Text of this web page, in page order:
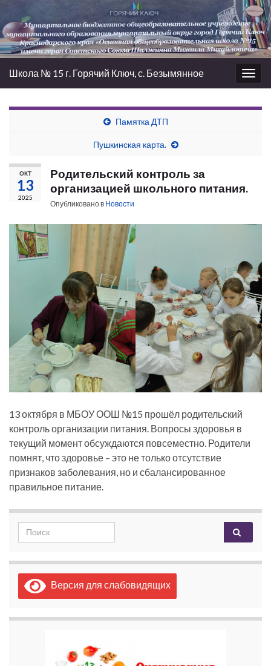
Вкл/
выкл
Школа № 15 г. Горячий Ключ, с. Безымянное
Памятка ДТП
Пушкинская карта.
ОКТ
13
2025
Родительский контроль за
организацией школьного питания.
Опубликовано в Новости
13 октября в МБОУ ООШ №15 прошёл родительский
контроль организации питания. Вопросы здоровья в
текущий момент обсуждаются повсеместно. Родители
помнят, что здоровье – это не только отсутствие
признаков заболевания, но и сбалансированное
правильное питание.
Search for:
Версия для слабовидящих